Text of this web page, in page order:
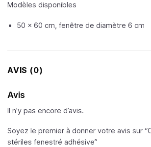
Modèles disponibles
50 x 60 cm, fenêtre de diamètre 6 cm
AVIS (0)
Avis
Il n’y pas encore d’avis.
Soyez le premier à donner votre avis sur
stériles fenestré adhésive”